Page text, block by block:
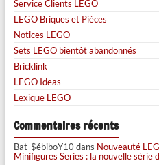
Service Clients LEGO
LEGO Briques et Pièces
Notices LEGO
Sets LEGO bientôt abandonnés
Bricklink
LEGO Ideas
Lexique LEGO
Commentaires récents
Bat-$ébiboY10dans Nouveauté
Minifigures Series : la nouvelle série